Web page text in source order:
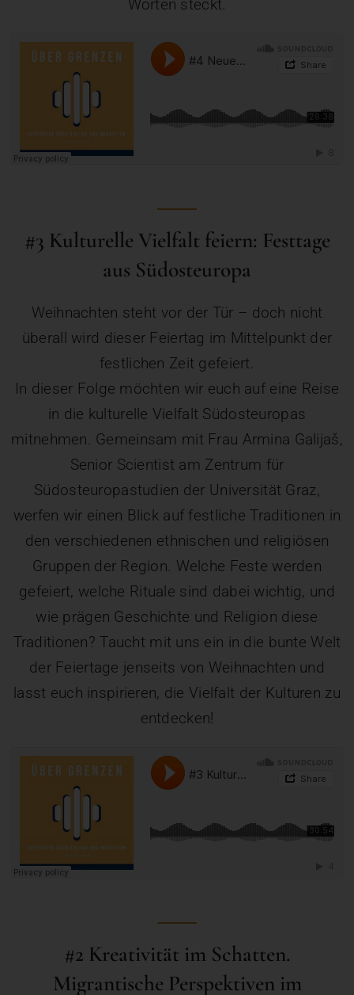
Worten steckt.
#3 Kulturelle Vielfalt feiern: Festtage
aus Südosteuropa
Weihnachten steht vor der Tür – doch nicht
überall wird dieser Feiertag im Mittelpunkt der
festlichen Zeit gefeiert.
In dieser Folge möchten wir euch auf eine Reise
in die kulturelle Vielfalt Südosteuropas
mitnehmen. Gemeinsam mit Frau Armina Galijaš,
Senior Scientist am Zentrum für
Südosteuropastudien der Universität Graz,
werfen wir einen Blick auf festliche Traditionen in
den verschiedenen ethnischen und religiösen
Gruppen der Region. Welche Feste werden
gefeiert, welche Rituale sind dabei wichtig, und
wie prägen Geschichte und Religion diese
Traditionen? Taucht mit uns ein in die bunte Welt
der Feiertage jenseits von Weihnachten und
lasst euch inspirieren, die Vielfalt der Kulturen zu
entdecken!
#2 Kreativität im Schatten.
Migrantische Perspektiven im